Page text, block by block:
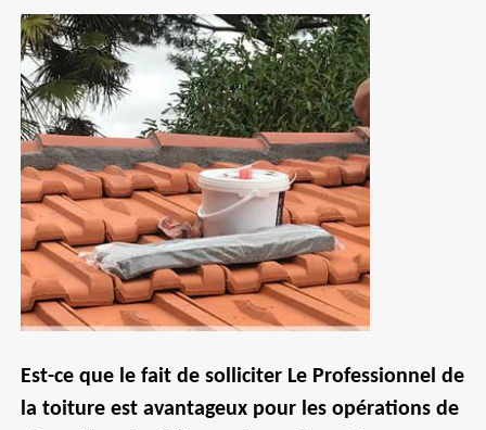
Est-ce que le fait de solliciter Le Professionnel de
la toiture est avantageux pour les opérations de